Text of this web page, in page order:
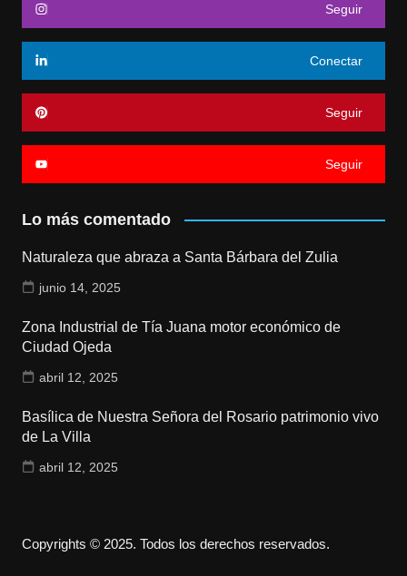
Seguir
Conectar
Seguir
Seguir
Lo más comentado
Naturaleza que abraza a Santa Bárbara del Zulia
junio 14, 2025
Zona Industrial de Tía Juana motor económico de
Ciudad Ojeda
abril 12, 2025
Basílica de Nuestra Señora del Rosario patrimonio vivo
de La Villa
abril 12, 2025
Copyrights © 2025. Todos los derechos reservados.